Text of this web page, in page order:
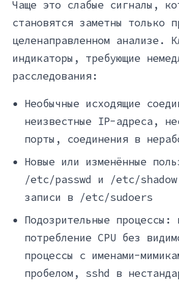
Чаще это слабые сигналы,
становятся заметны только
целенаправленном анализе.
индикаторы, требующие
расследования:
Необычные исходящие
неизвестные IP-адреса,
порты, соединения в
Новые или изменённые
/etc/passwd и /etc/
записи в /etc/sudoers
Подозрительные процессы:
потребление CPU без
процессы с именами-
пробелом, sshd в